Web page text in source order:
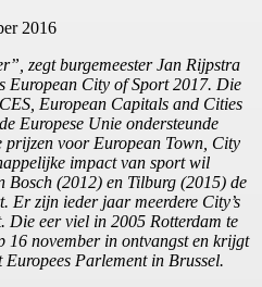
2016
zegt burgemeester Jan Rijpstra
European City of Sport 2017. Die
European Capitals and Cities
Europese Unie ondersteunde
prijzen voor European Town, City
impact van sport wil
Bosch (2012) en Tilburg (2015) de
Er zijn ieder jaar meerdere City’s
Die eer viel in 2005 Rotterdam te
16 november in ontvangst en krijgt
Parlement in Brussel.